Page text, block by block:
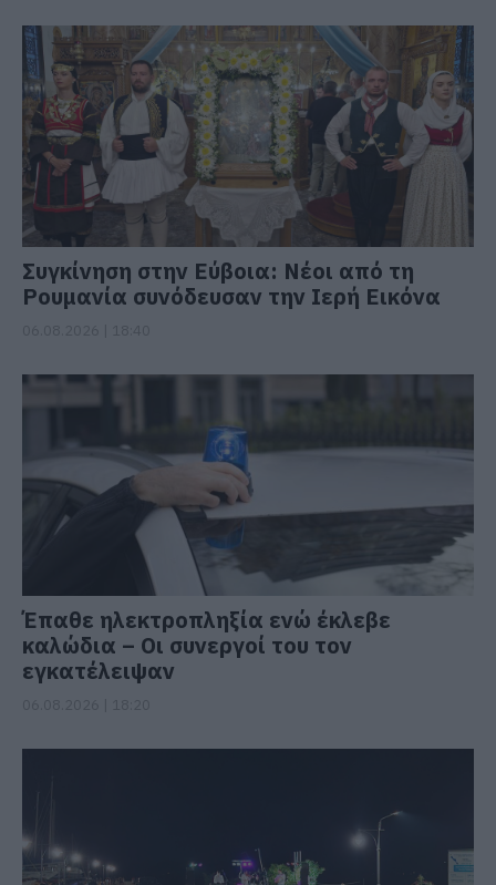
Συγκίνηση στην Εύβοια: Νέοι από τη
Ρουμανία συνόδευσαν την Ιερή Εικόνα
Έπαθε ηλεκτροπληξία ενώ έκλεβε
καλώδια – Οι συνεργοί του τον
εγκατέλειψαν